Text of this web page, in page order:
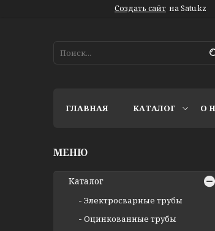
Создать сайт на Satu.kz
ГЛАВНАЯ КАТАЛОГ О
Каталог
Электросварные трубы
Оцинкованные трубы